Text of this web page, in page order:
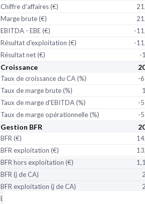
Chiffre d'affaires (€)
Marge brute (€)
EBITDA - EBE (€)
-
Résultat d'exploitation (€)
-
Résultat net (€)
-
Croissance
Taux de croissance du CA (%) -
Taux de marge brute (%)
Taux de marge d'EBITDA (%)
-
Taux de marge opérationnelle (%)
-
Gestion BFR
BFR (€)
BFR exploitation (€)
BFR hors exploitation (€)
BFR (j de CA)
BFR exploitation (j de CA)
BFR hors exploitation (j de CA)